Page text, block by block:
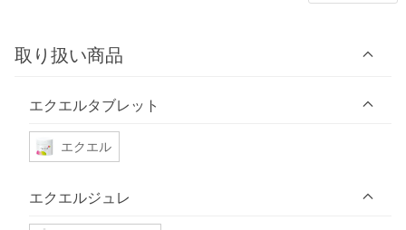
取り扱い商品
エクエルタブレット
エクエル
エクエルジュレ